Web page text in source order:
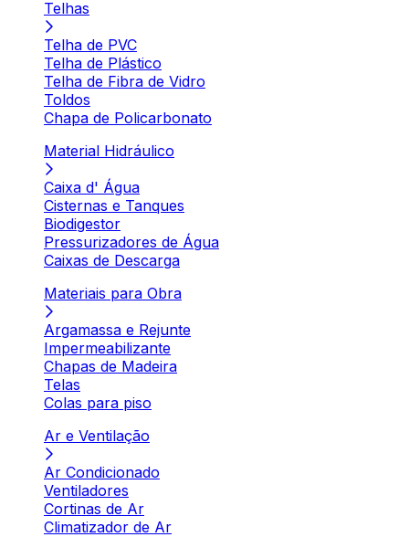
Telhas
Telha de PVC
Telha de Plástico
Telha de Fibra de Vidro
Toldos
Chapa de Policarbonato
Material Hidráulico
Caixa d' Água
Cisternas e Tanques
Biodigestor
Pressurizadores de Água
Caixas de Descarga
Materiais para Obra
Argamassa e Rejunte
Impermeabilizante
Chapas de Madeira
Telas
Colas para piso
Ar e Ventilação
Ar Condicionado
Ventiladores
Cortinas de Ar
Climatizador de Ar